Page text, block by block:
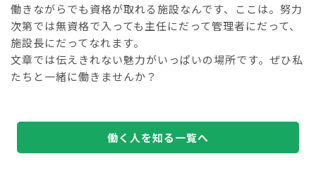
働きながらでも資格が取れる施設なんです、ここは。努力
次第では無資格で入っても主任にだって管理者にだって、
施設長にだってなれます。
文章では伝えきれない魅力がいっぱいの場所です。ぜひ私
たちと一緒に働きませんか？
働く人を知る一覧へ